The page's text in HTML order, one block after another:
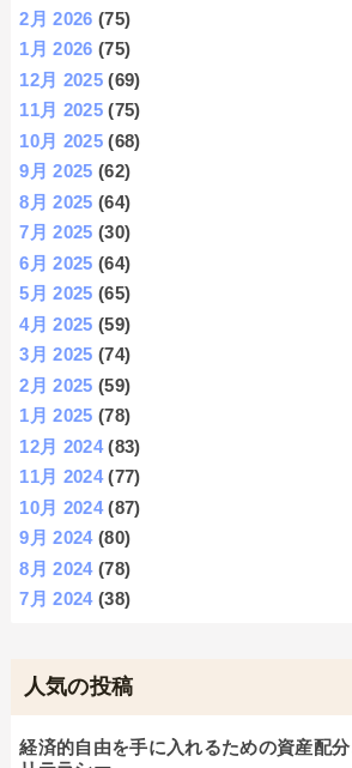
2月 2026 (75)
1月 2026 (75)
12月 2025 (69)
11月 2025 (75)
10月 2025 (68)
9月 2025 (62)
8月 2025 (64)
7月 2025 (30)
6月 2025 (64)
5月 2025 (65)
4月 2025 (59)
3月 2025 (74)
2月 2025 (59)
1月 2025 (78)
12月 2024(83)
11月 2024(77)
10月 2024(87)
9月 2024(80)
8月 2024(78)
7月 2024(38)
人気の投稿
経済的自由を手に入れるための資産配